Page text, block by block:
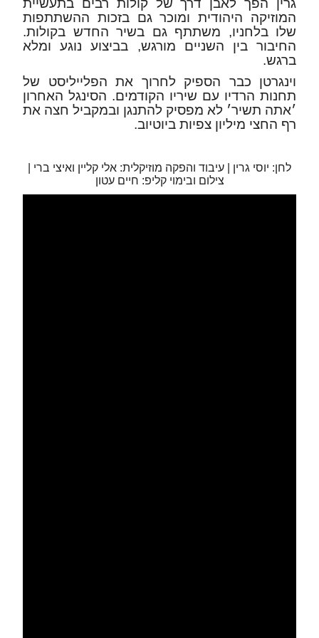
המוזיקה היהודית ומוכר גם בזכות ההשתתפות
שלו בלחניו, משתתף גם בשיר החדש בקולות.
החיבור בין השניים מורגש, בביצוע נוגע ומלא
ברגש.
וינגרטן כבר הספיק לחרוך את הפלייליסט של
תחנות הרדיו עם שיריו הקודמים. הסינגל האחרון
׳אתה תשיר׳ לא מפסיק להתנגן ובמקביל חצה את
רף החצי מיליון צפיות ביוטיוב.
לחן: יוסי גרין | עיבוד והפקה מוזיקלית: אלי קליין ואיצי ברי |
צילום ובימוי קליפ: חיים עטון